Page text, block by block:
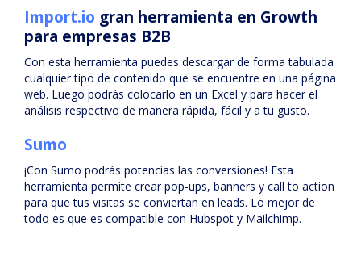
Import.io gran herramienta en Growth
para empresas B2B
Con esta herramienta puedes descargar de forma tabulada
cualquier tipo de contenido que se encuentre en una página
web. Luego podrás colocarlo en un Excel y para hacer el
análisis respectivo de manera rápida, fácil y a tu gusto.
Sumo
¡Con Sumo podrás potencias las conversiones! Esta
herramienta permite crear pop-ups, banners y call to action
para que tus visitas se conviertan en leads. Lo mejor de
todo es que es compatible con Hubspot y Mailchimp.